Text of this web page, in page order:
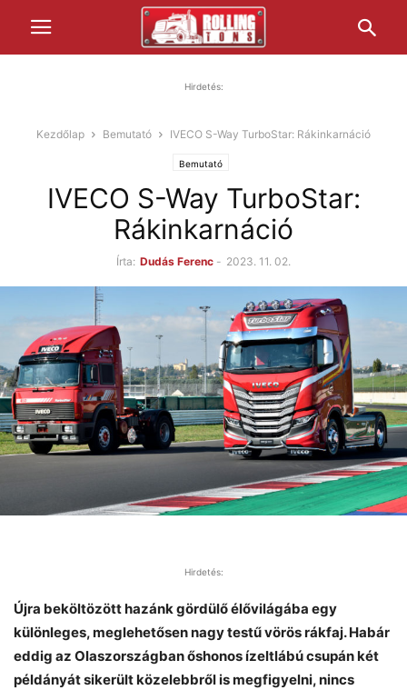
Hirdetés:
Kezdőlap Bemutató IVECO S-Way TurboStar: Rákinkarnáció
Bemutató
IVECO S-Way TurboStar:
Rákinkarnáció
Írta: Dudás Ferenc - 2023. 11. 02.
Hirdetés:
Újra beköltözött hazánk gördülő élővilágába egy
különleges, meglehetősen nagy testű vörös rákfaj. Habár
eddig az Olaszországban őshonos ízeltlábú csupán két
példányát sikerült közelebbről is megfigyelni, nincs